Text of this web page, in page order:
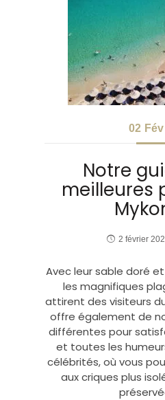
02
Notre
meilleures
2 février
Avec leur sable doré
les magnifiques
attirent des visiteurs
offre également de
différentes pour
et toutes les
célébrités, où vous
aux criques plus